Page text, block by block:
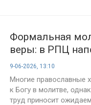
Формальная
веры: в РПЦ
ошибке
9-06-2026, 13:10
Многие православные
к Богу в молитве,
труд приносит